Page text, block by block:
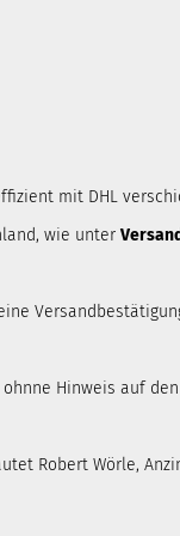
mit DHL
wie unter
Hinweis auf
Robert Wörle,